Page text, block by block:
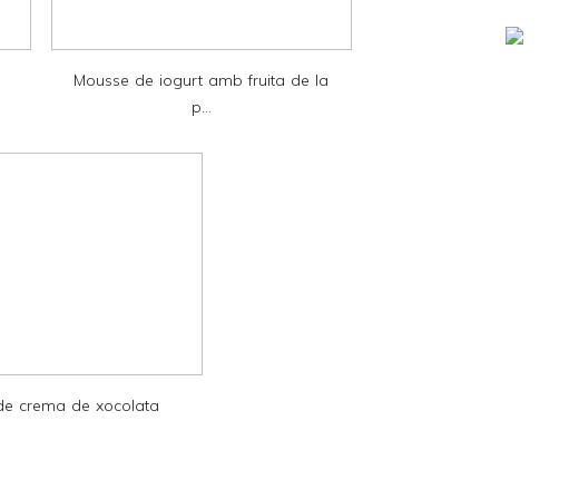
Mousse de iogurt amb fruita de la
p...
crema de xocolata